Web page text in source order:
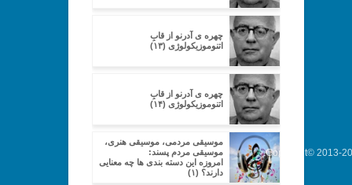
چهره ی آدرنو از قابِ
اتنوموزیکولوژی (۱۳)
چهره ی آدرنو از قابِ
اتنوموزیکولوژی (۱۴)
موسیقی مردمی، موسیقی هنری،
موسیقی مردم پسند:
امروزه این دسته بندی ها چه معنایی
دارند؟ (۱)
Copyright© 2013-